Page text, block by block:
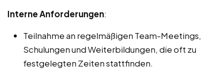
Interne Anforderungen:
Teilnahme an regelmäßigen Team-Meetings,
Schulungen und Weiterbildungen, die oft zu
festgelegten Zeiten stattfinden.